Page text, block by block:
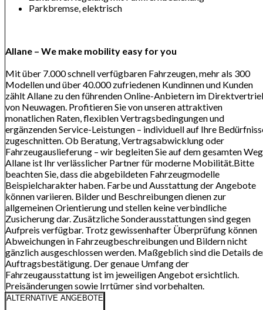
Parkbremse, elektrisch
Allane – We make mobility easy for you
Mit über 7.000 schnell verfügbaren Fahrzeugen, mehr als 300
Modellen und über 40.000 zufriedenen Kundinnen und Kunden
zählt Allane zu den führenden Online-Anbietern im
von Neuwagen. Profitieren Sie von unseren attraktiven
monatlichen Raten, flexiblen Vertragsbedingungen und
ergänzenden Service-Leistungen – individuell auf Ihre
zugeschnitten. Ob Beratung, Vertragsabwicklung oder
Fahrzeugauslieferung – wir begleiten Sie auf dem gesamten
Allane ist Ihr verlässlicher Partner für moderne Mobilität.Bitte
beachten Sie, dass die abgebildeten Fahrzeugmodelle
Beispielcharakter haben. Farbe und Ausstattung der Angebote
können variieren. Bilder und Beschreibungen dienen zur
allgemeinen Orientierung und stellen keine verbindliche
Zusicherung dar. Zusätzliche Sonderausstattungen sind gegen
Aufpreis verfügbar. Trotz gewissenhafter Überprüfung können
Abweichungen in Fahrzeugbeschreibungen und Bildern nicht
gänzlich ausgeschlossen werden. Maßgeblich sind die Details
Auftragsbestätigung. Der genaue Umfang der
Fahrzeugausstattung ist im jeweiligen Angebot ersichtlich.
Preisänderungen sowie Irrtümer sind vorbehalten.
ALTERNATIVE ANGEBOTE